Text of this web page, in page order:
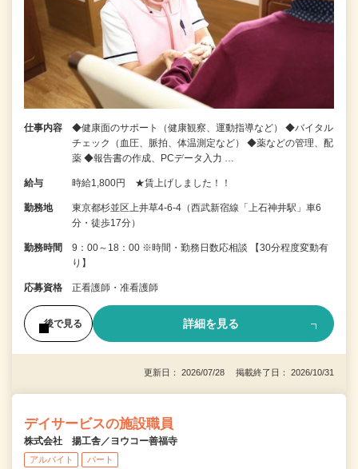
仕事内容
◆健康面のサポート（健康観察、運動指導など） ◆バイタル
チェック（血圧、脈拍、体温測定など） ◆薬などの管理、配
薬 ◆報告書の作成、PCデータ入力 …
給与 時給1,800円 ★賃上げしました！！
勤務地
東京都杉並区上井草4-6-4（西武新宿線「上石神井駅」車6
分・徒歩17分）
勤務時間
9：00～18：00 ※時間・勤務日数応相談 【30分程度変動有
り】
応募資格 正看護師・准看護師
後で見る 詳細を見る
更新日： 2026/07/28 掲載終了日： 2026/10/31
デイサービスの施設職員
株式会社 揚工舎／ヨウコー善福寺
アルバイト パート